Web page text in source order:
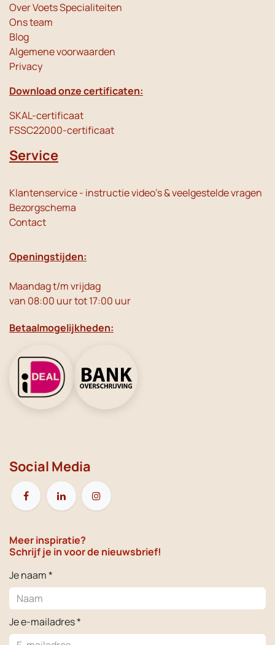
Over Voets Specialiteiten
Ons team
Blog
Algemene voorwaarden
Privacy
Download onze certificaten:
SKAL-certificaat
FSSC22000-certificaat
Service
Klantenservice - instructie video's & veelgestelde vragen
Bezorgschema
Contact
Openingstijden:
Maandag t/m vrijdag
van 08:00 uur tot 17:00 uur
Betaalmogelijkheden:
Social Media
Meer inspiratie?
Schrijf je in voor de nieuwsbrief!
Je naam *
Je e-mailadres *